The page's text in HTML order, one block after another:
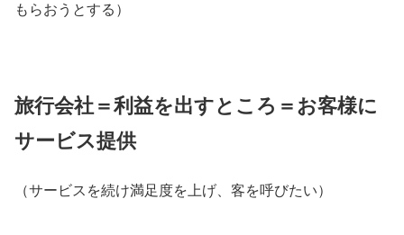
もらおうとする）
旅行会社＝利益を出すところ＝お客様に
サービス提供
（サービスを続け満足度を上げ、客を呼びたい）